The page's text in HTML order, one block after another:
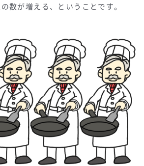
数が増える、ということです。